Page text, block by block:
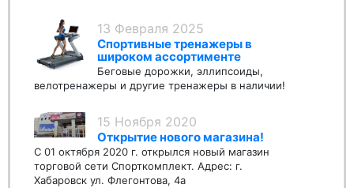
13 Февраля 2025
Спортивные тренажеры в
широком ассортименте
Беговые дорожки, эллипсоиды,
велотренажеры и другие тренажеры в наличии!
15 Ноября 2020
Открытие нового магазина!
С 01 октября 2020 г. открылся новый магазин
торговой сети Спорткомплект. Адрес: г.
Хабаровск ул. Флегонтова, 4а